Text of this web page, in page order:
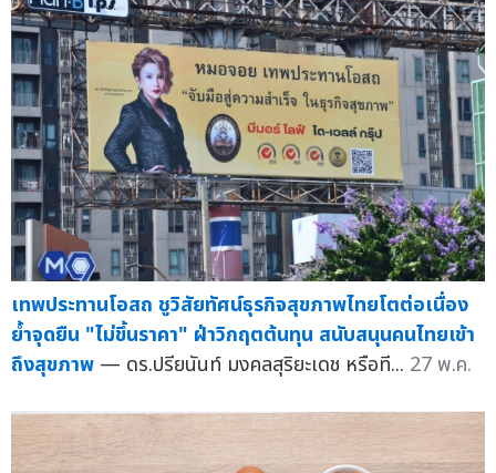
เทพประทานโอสถ ชูวิสัยทัศน์ธุรกิจสุขภาพไทยโตต่อเนื่อง
ย้ำจุดยืน "ไม่ขึ้นราคา" ฝ่าวิกฤตต้นทุน สนับสนุนคนไทยเข้า
ถึงสุขภาพ — ดร.ปรียนันท์ มงคลสุริยะเดช หรือที... 27 พ.ค.